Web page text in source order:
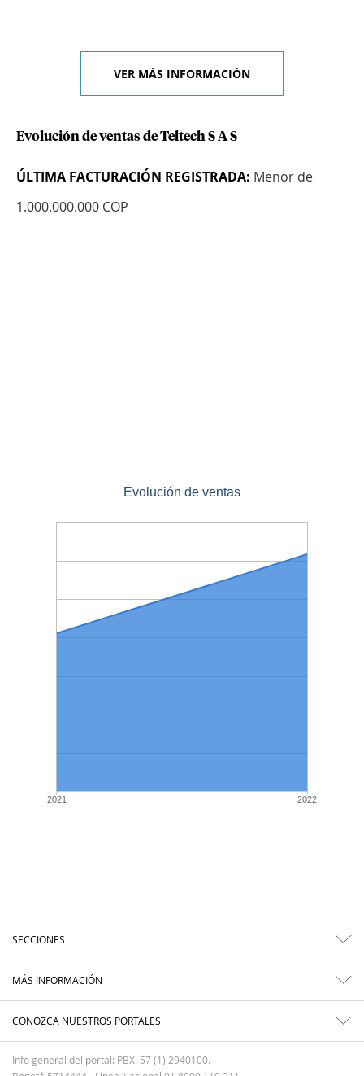
VER MÁS INFORMACIÓN
Evolución de ventas de Teltech S A S
ÚLTIMA FACTURACIÓN REGISTRADA: Menor de
1.000.000.000 COP
Evolución de ventas
2021 2022
SECCIONES
MÁS INFORMACIÓN
CONOZCA NUESTROS PORTALES
Info general del portal: PBX: 57 (1) 2940100.